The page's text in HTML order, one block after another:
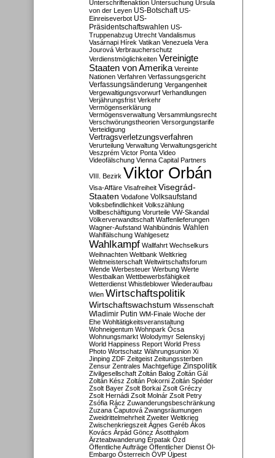
Unterschriftenaktion Untersuchung Ursula
von der Leyen US-Botschaft US-
Einreiseverbot US-
Präsidentschaftswahlen US-
Truppenabzug Utrecht Vandalismus
Vasárnapi Hírek Vatikan Venezuela Vera
Jourová Verbraucherschutz
Verdienstmöglichkeiten Vereinigte
Staaten von Amerika Vereinte
Nationen Verfahren Verfassungsgericht
Verfassungsänderung Vergangenheit
Vergewaltigungsvorwurf Verhandlungen
Verjährungsfrist Verkehr
Vermögenserklärung
Vermögensverwaltung Versammlungsrecht
Verschwörungstheorien Versorgungstarife
Verteidigung
Vertragsverletzungsverfahren
Verurteilung Verwaltung Verwaltungsgericht
Veszprém Victor Ponta Video
Videofälschung Vienna Capital Partners
VIII. Bezirk Viktor Orbán
Visa-Affäre Visafreiheit Visegrád-
Staaten Vodafone Volksaufstand
Volksbefindlichkeit Volkszählung
Vollbeschäftigung Vorurteile VW-Skandal
Völkerverwandtschaft Waffenlieferungen
Wagner-Aufstand Wahlbündnis Wahlen
Wahlfälschung Wahlgesetz
Wahlkampf Wallfahrt Wechselkurs
Weihnachten Weltbank Weltkrieg
Weltmeisterschaft Weltwirtschaftsforum
Wende Werbesteuer Werbung Werte
Westbalkan Wettbewerbsfähigkeit
Wetterdienst Whistleblower Wiederaufbau
Wien Wirtschaftspolitik
Wirtschaftswachstum Wissenschaft
Wladimir Putin WM-Finale Woche der
Ehe Wohltätigkeitsveranstaltung
Wohneigentum Wohnpark Ócsa
Wohnungsmarkt Wolodymyr Selenskyj
World Happiness Report World Press
Photo Wortschatz Währungsunion Xi
Jinping ZDF Zeitgeist Zeitungssterben
Zensur Zentrales Machtgefüge Zinspolitik
Zivilgesellschaft Zoltán Balog Zoltán Gál
Zoltán Kész Zoltán Pokorni Zoltán Spéder
Zsolt Bayer Zsolt Borkai Zsolt Gréczy
Zsolt Hernádi Zsolt Molnár Zsolt Petry
Zsófia Rácz Zuwanderungsbeschränkung
Zuzana Čaputová Zwangsräumungen
Zweidrittelmehrheit Zweiter Weltkrieg
Zwischenkriegszeit Ágnes Geréb Ákos
Kovács Árpád Göncz Ásotthalom
Ärzteabwanderung Érpatak Ózd
Öffentliche Aufträge Öffentlicher Dienst Öl-
Embargo Österreich ÖVP Újpest